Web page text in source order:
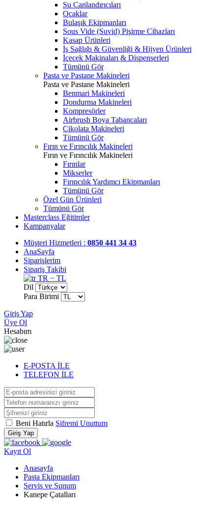
Su Canlandırıcıları
Ocaklar
Bulaşık Ekipmanları
Sous Vide (Suvid) Pişirme Cihazları
Kasap Ürünleri
İş Sağlığı & Güvenliği & Hijyen Ürünleri
İçecek Makinaları & Dispenserleri
Tümünü Gör
Pasta ve Pastane Makineleri
Pasta ve Pastane Makineleri
Benmari Makineleri
Dondurma Makineleri
Kompresörler
Airbrush Boya Tabancaları
Çikolata Makineleri
Tümünü Gör
Fırın ve Fırıncılık Makineleri
Fırın ve Fırıncılık Makineleri
Fırınlar
Mikserler
Fırıncılık Yardımcı Ekipmanları
Tümünü Gör
Özel Gün Ürünleri
Tümünü Gör
Masterclass Eğitimler
Kampanyalar
Müşteri Hizmetleri : 0850 441 34 43
AnaSayfa
Siparişlerim
Sipariş Takibi
TR − TL
Dil
Para Birimi
Giriş Yap
Üye Ol
Hesabım
E-POSTA İLE
TELEFON İLE
Beni Hatırla Şifremi Unuttum
Giriş Yap
Kayıt Ol
Anasayfa
Pasta Ekipmanları
Servis ve Sunum
Kanepe Çatalları